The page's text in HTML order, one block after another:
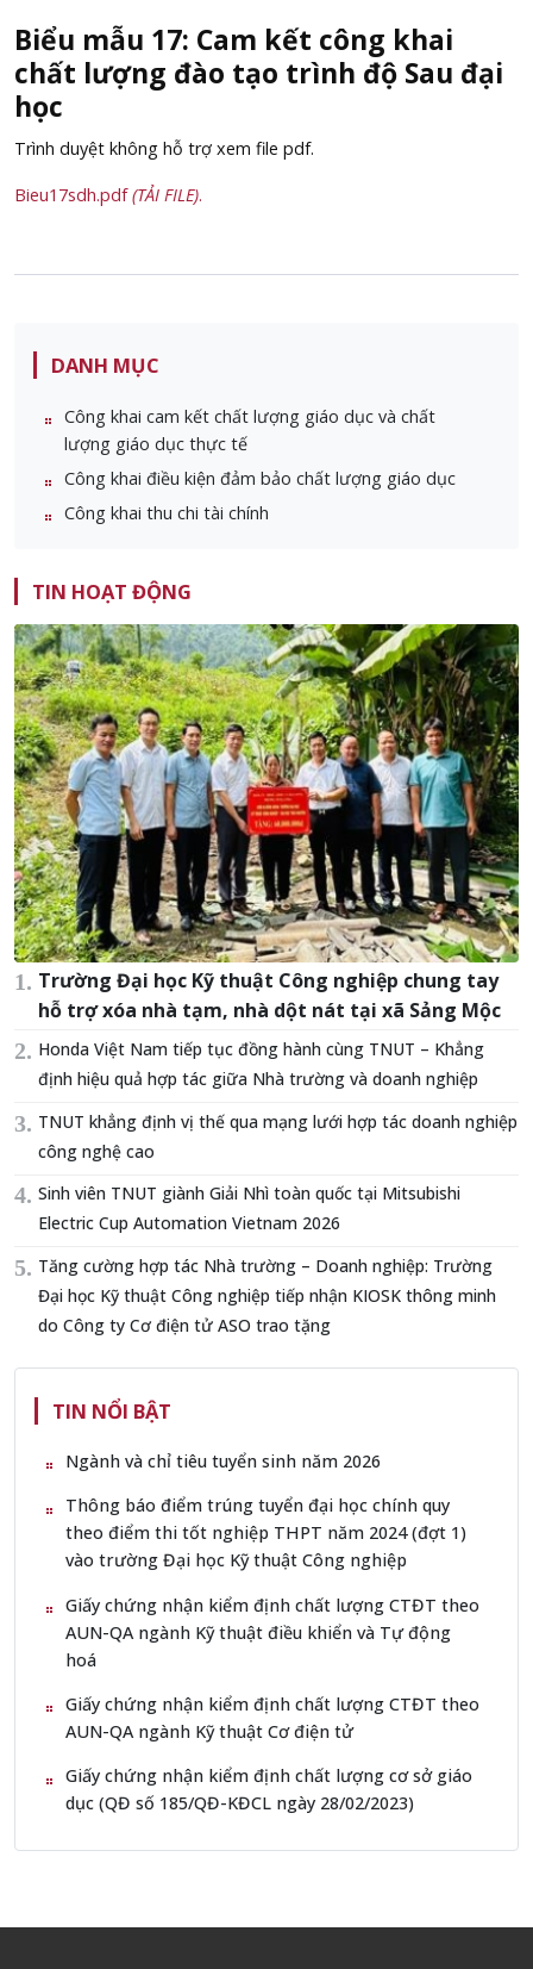
Biểu mẫu 17: Cam kết công khai
chất lượng đào tạo trình độ Sau đại
học
Trình duyệt không hỗ trợ xem file pdf.
Bieu17sdh.pdf(TẢI FILE).
DANH MỤC
Công khai cam kết chất lượng giáo dục và chất
lượng giáo dục thực tế
Công khai điều kiện đảm bảo chất lượng giáo dục
Công khai thu chi tài chính
TIN HOẠT ĐỘNG
Trường Đại học Kỹ thuật Công nghiệp chung tay
hỗ trợ xóa nhà tạm, nhà dột nát tại xã Sảng Mộc
Honda Việt Nam tiếp tục đồng hành cùng TNUT – Khẳng
định hiệu quả hợp tác giữa Nhà trường và doanh nghiệp
TNUT khẳng định vị thế qua mạng lưới hợp tác doanh nghiệp
công nghệ cao
Sinh viên TNUT giành Giải Nhì toàn quốc tại Mitsubishi
Electric Cup Automation Vietnam 2026
Tăng cường hợp tác Nhà trường – Doanh nghiệp: Trường
Đại học Kỹ thuật Công nghiệp tiếp nhận KIOSK thông minh
do Công ty Cơ điện tử ASO trao tặng
TIN NỔI BẬT
Ngành và chỉ tiêu tuyển sinh năm 2026
Thông báo điểm trúng tuyển đại học chính quy
theo điểm thi tốt nghiệp THPT năm 2024 (đợt 1)
vào trường Đại học Kỹ thuật Công nghiệp
Giấy chứng nhận kiểm định chất lượng CTĐT theo
AUN-QA ngành Kỹ thuật điều khiển và Tự động
hoá
Giấy chứng nhận kiểm định chất lượng CTĐT theo
AUN-QA ngành Kỹ thuật Cơ điện tử
Giấy chứng nhận kiểm định chất lượng cơ sở giáo
dục (QĐ số 185/QĐ-KĐCL ngày 28/02/2023)